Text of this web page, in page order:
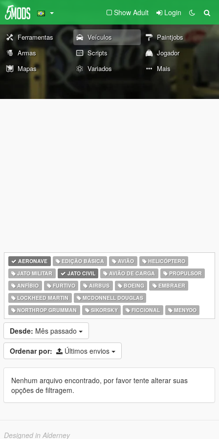
Show Adult Login
Ferramentas Veículos
Paintjobs
Armas
Scripts
Jogador
Mapas
Variados Mais
AERONAVE EDIÇÃO BÁSICA AVIÃO
HELICÓPTERO
JATO MILITAR
JATO CIVIL AVIÃO DE CARGA
PROPULSOR
ANFÍBIO
FURTIVO AIRBUS BOEING
EMBRAER
LOCKHEED MARTIN
MCDONNELL DOUGLAS
NORTHROP GRUMMAN
SIKORSKY FICCIONAL MENYOO
Desde: Mês passado
Ordenar por: Últimos envios
Nenhum arquivo encontrado, por favor tente alterar suas
opções de filtragem.
Designed in Alderney